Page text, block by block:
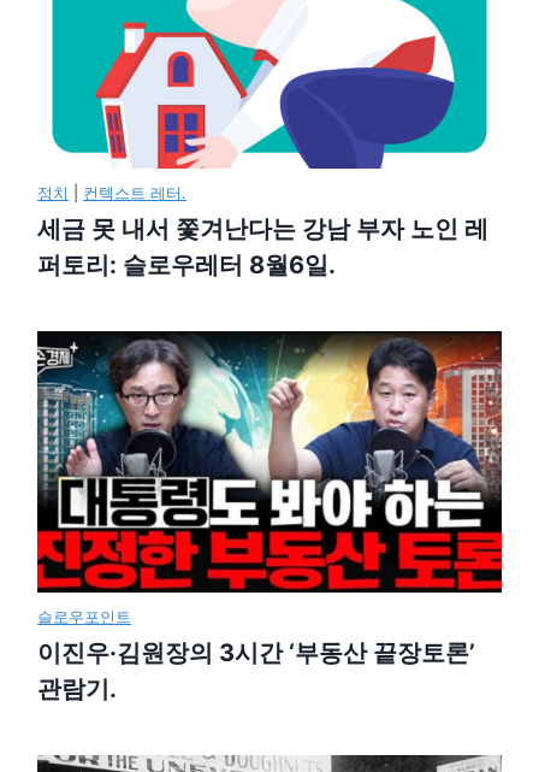
정치 컨텍스트 레터.
세금 못 내서 쫓겨난다는 강남 부자 노인 레
퍼토리: 슬로우레터 8월6일.
슬로우포인트
이진우·김원장의 3시간 ‘부동산 끝장토론’
관람기.